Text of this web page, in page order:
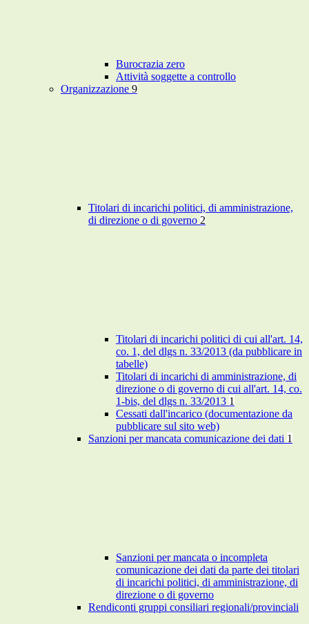
Burocrazia zero
Attività soggette a controllo
Organizzazione 9
Titolari di incarichi politici, di amministrazione,
di direzione o di governo 2
Titolari di incarichi politici di cui all'art. 14,
co. 1, del dlgs n. 33/2013 (da pubblicare in
tabelle)
Titolari di incarichi di amministrazione, di
direzione o di governo di cui all'art. 14, co.
1-bis, del dlgs n. 33/2013 1
Cessati dall'incarico (documentazione da
pubblicare sul sito web)
Sanzioni per mancata comunicazione dei dati 1
Sanzioni per mancata o incompleta
comunicazione dei dati da parte dei titolari
di incarichi politici, di amministrazione, di
direzione o di governo
Rendiconti gruppi consiliari regionali/provinciali